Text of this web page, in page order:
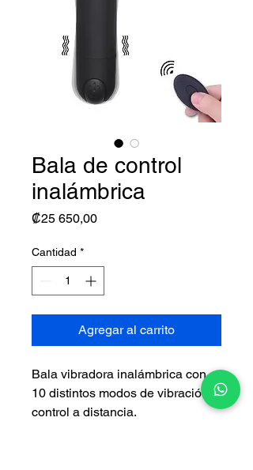
Bala de control
inalámbrica
₡25 650,00Precio
Cantidad *
Agregar al carrito
Bala vibradora inalámbrica con
10 distintos modos de vibración y
control a distancia.